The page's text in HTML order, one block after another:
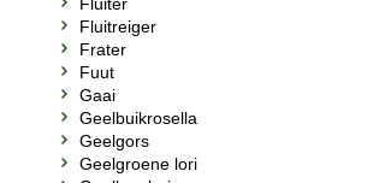
Fluitreiger
Frater
Fuut
Gaai
Geelbuikrosella
Geelgors
Geelgroene lori